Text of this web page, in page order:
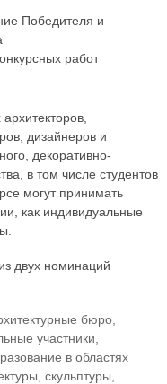
Победителя и
работ
дизайнеров и
декоративно-
в том числе студентов
могут принимать
как индивидуальные
двух номинаций
бюро,
участники,
в областях
скульптуры,